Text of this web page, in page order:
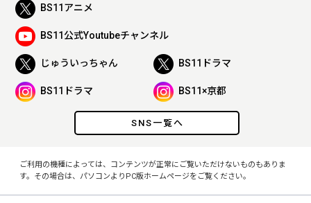
SNS一覧へ
BS11アニメ
BS11公式Youtubeチャンネル
じゅういっちゃん BS11ドラマ
BS11ドラマ BS11×京都
ご利用の機種によっては、コンテンツが正常にご覧いただけないものもありま
す。その場合は、パソコンよりPC版ホームページをご覧ください。